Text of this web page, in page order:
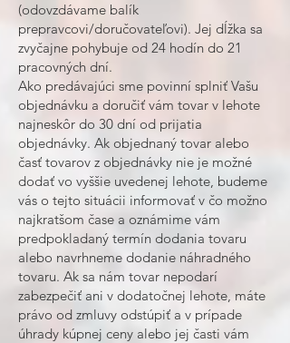
(odovzdávame balík
prepravcovi/doručovateľovi). Jej dĺžka sa
zvyčajne pohybuje od 24 hodín do 21
pracovných dní.
Ako predávajúci sme povinní splniť Vašu
objednávku a doručiť vám tovar v lehote
najneskôr do 30 dní od prijatia
objednávky. Ak objednaný tovar alebo
časť tovarov z objednávky nie je možné
dodať vo vyššie uvedenej lehote, budeme
vás o tejto situácii informovať v čo možno
najkratšom čase a oznámime vám
predpokladaný termín dodania tovaru
alebo navrhneme dodanie náhradného
tovaru. Ak sa nám tovar nepodarí
zabezpečiť ani v dodatočnej lehote, máte
právo od zmluvy odstúpiť a v prípade
úhrady kúpnej ceny alebo jej časti vám